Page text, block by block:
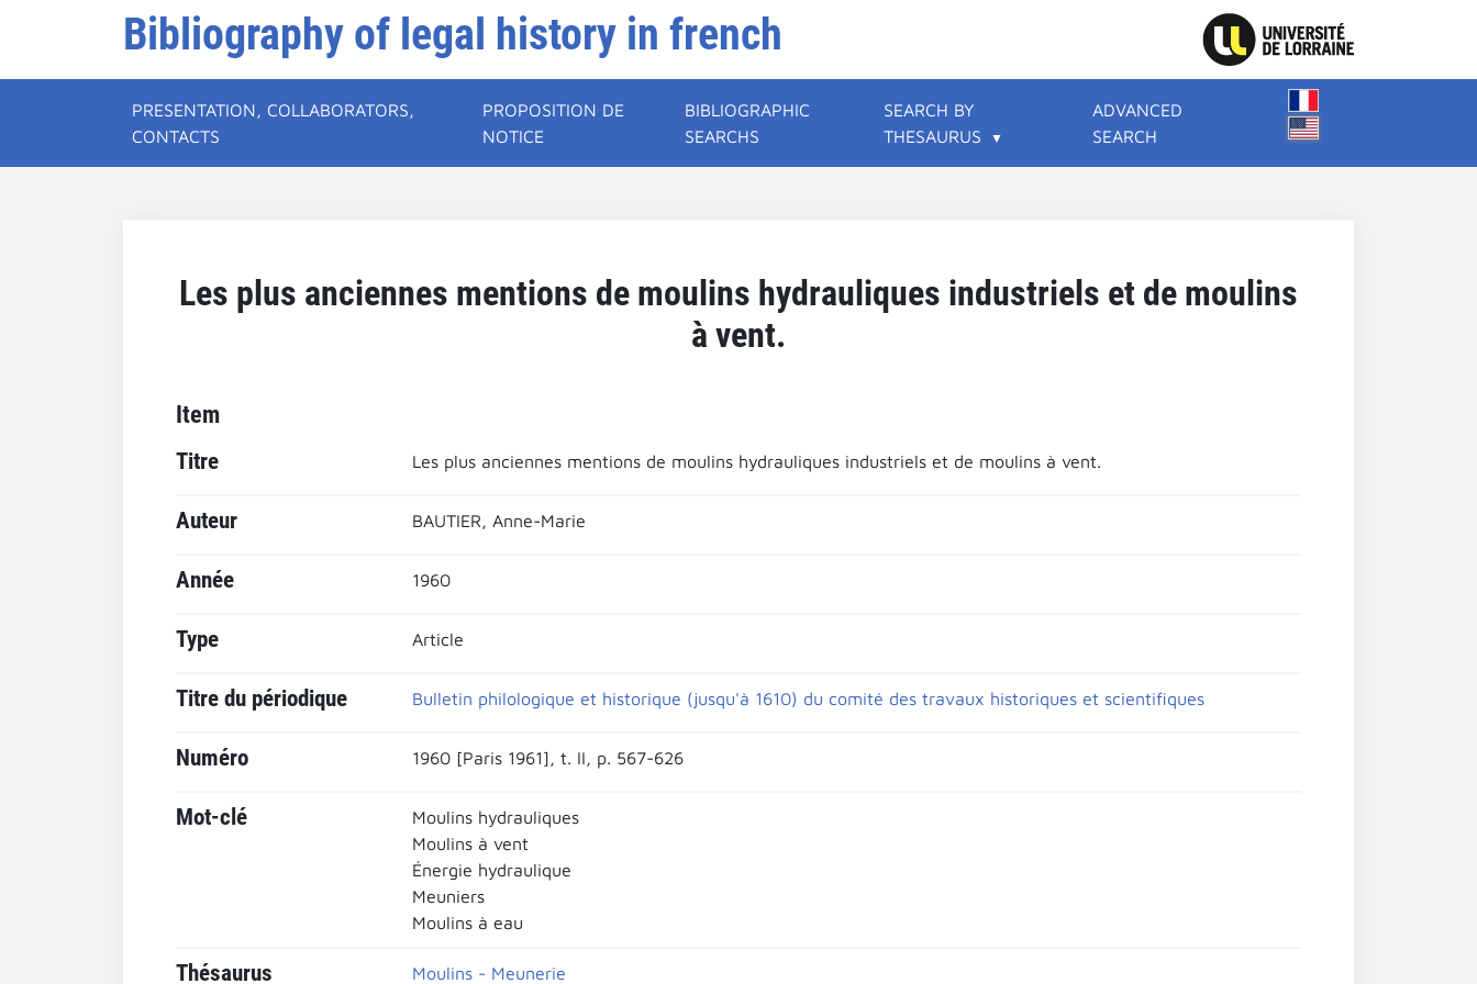
Bibliography of legal history in french
PRESENTATION, COLLABORATORS,
CONTACTS
PROPOSITION DE
NOTICE
BIBLIOGRAPHIC
SEARCHS
SEARCH BY
THESAURUS
ADVANCED
SEARCH
Les plus anciennes mentions de moulins hydrauliques industriels et de moulins
à vent.
Item
Titre Les plus anciennes mentions de moulins hydrauliques industriels et de moulins à vent.
Auteur BAUTIER, Anne-Marie
Année 1960
Type Article
Titre du périodique Bulletin philologique et historique (jusqu'à 1610) du comité des travaux historiques et scientifiques
Numéro 1960 [Paris 1961], t. II, p. 567-626
Mot-clé
Moulins hydrauliques
Moulins à vent
Énergie hydraulique
Meuniers
Moulins à eau
Thésaurus Moulins - Meunerie